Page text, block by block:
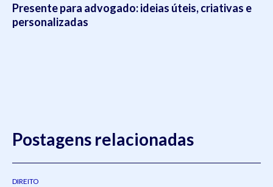
Presente para advogado: ideias úteis, criativas e
personalizadas
Postagens relacionadas
DIREITO